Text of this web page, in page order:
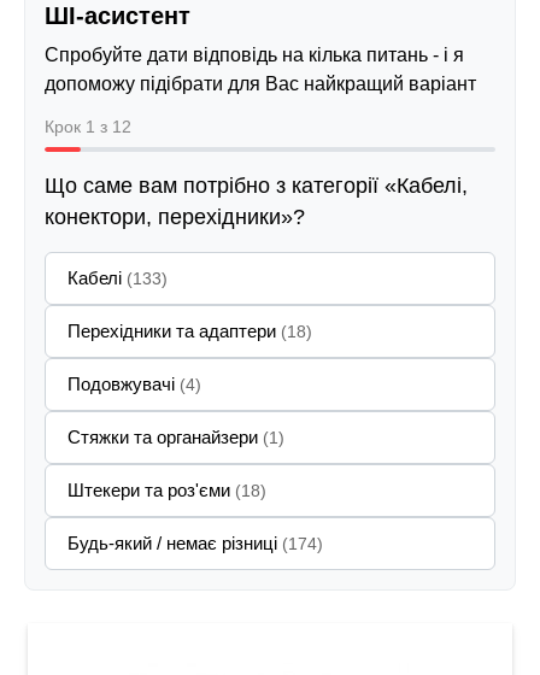
ШІ-асистент
Спробуйте дати відповідь на кілька питань - і я
допоможу підібрати для Вас найкращий варіант
Крок 1 з 12
Що саме вам потрібно з категорії «Кабелі,
конектори, перехідники»?
Кабелі (133)
Перехідники та адаптери (18)
Подовжувачі (4)
Стяжки та органайзери (1)
Штекери та роз'єми (18)
Будь-який / немає різниці (174)